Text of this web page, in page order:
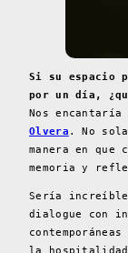
Si su espacio
por un día,
Nos encantaría
Olvera . No
manera en
memoria y
Sería increíble
dialogue con
la